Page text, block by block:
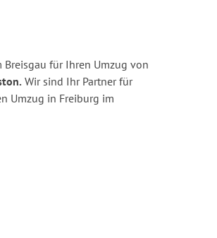
Breisgau für Ihren Umzug von
Wir sind Ihr Partner für
Umzug in Freiburg im